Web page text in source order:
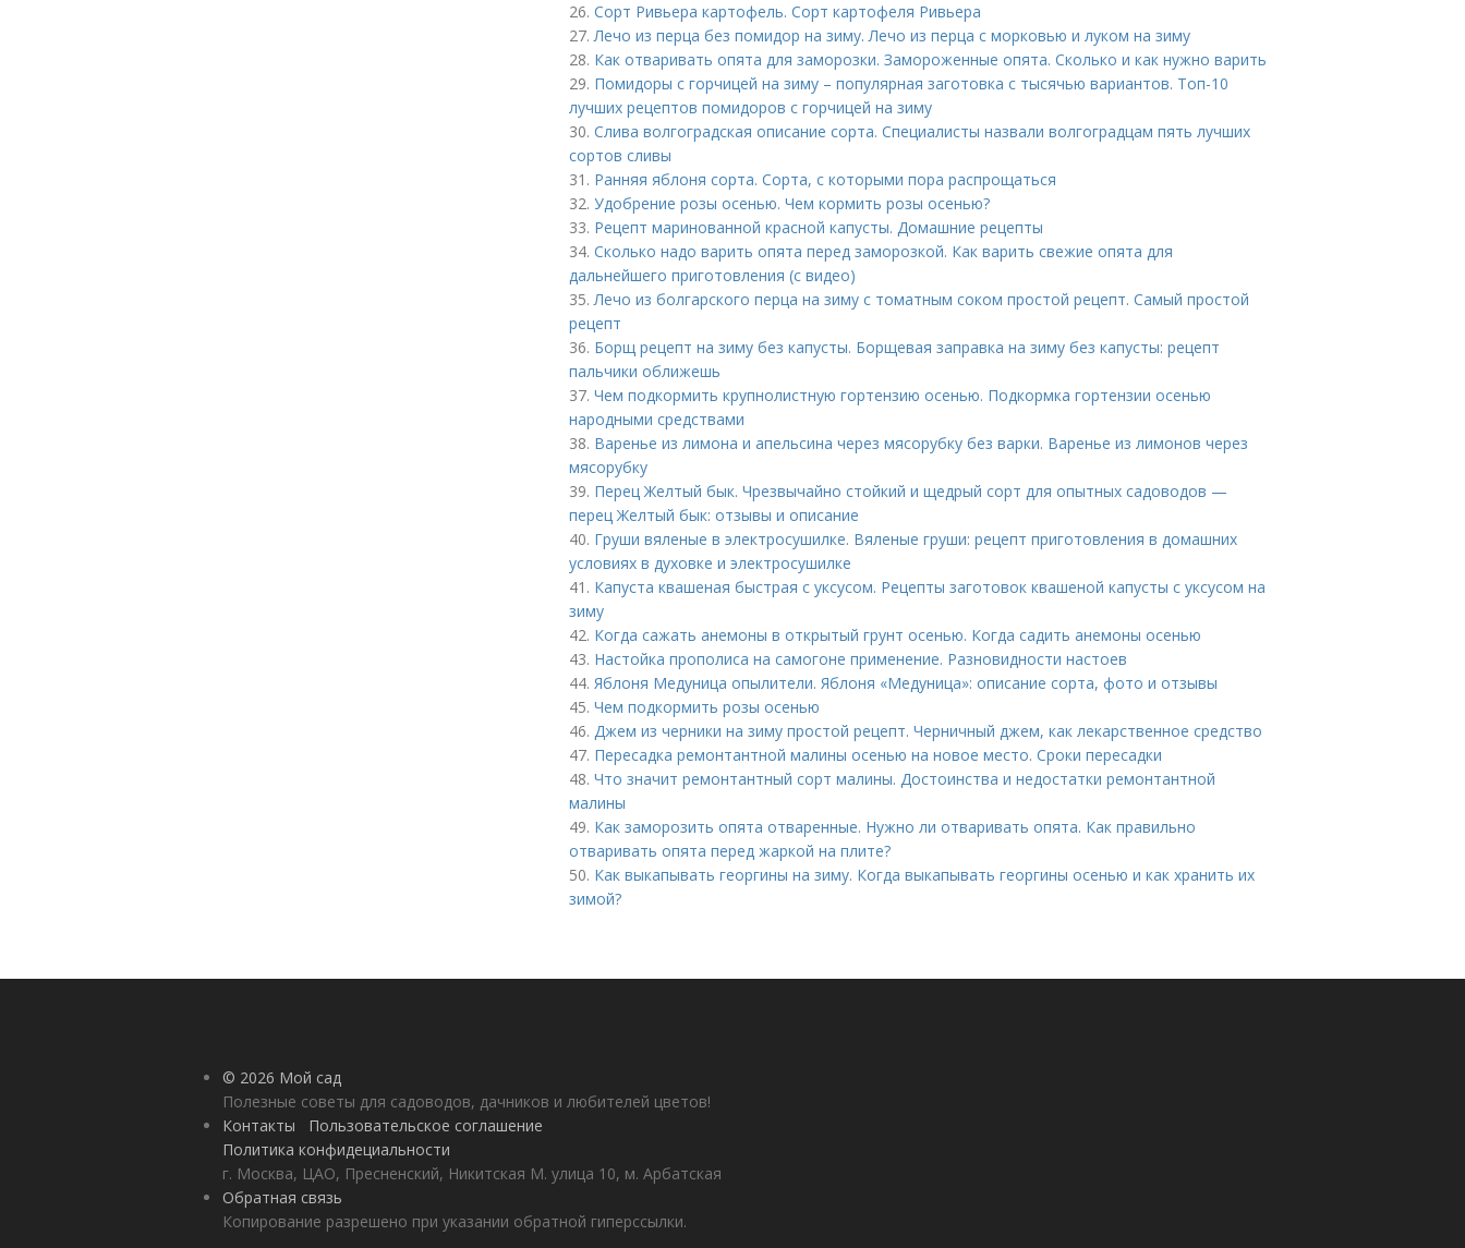
26. Сорт Ривьера картофель. Сорт картофеля Ривьера
27.Лечо из перца без помидор на зиму. Лечо из перца с морковью и луком на зиму
28. Как отваривать опята для заморозки. Замороженные опята. Сколько и как нужно варить
29. Помидоры с горчицей на зиму – популярная заготовка с тысячью вариантов. Топ-10
лучших рецептов помидоров с горчицей на зиму
30. Слива волгоградская описание сорта. Специалисты назвали волгоградцам пять лучших
сортов сливы
31. Ранняя яблоня сорта. Сорта, с которыми пора распрощаться
32. Удобрение розы осенью. Чем кормить розы осенью?
33. Рецепт маринованной красной капусты. Домашние рецепты
34. Сколько надо варить опята перед заморозкой. Как варить свежие опята для
дальнейшего приготовления (с видео)
35.Лечо из болгарского перца на зиму с томатным соком простой рецепт. Самый простой
рецепт
36. Борщ рецепт на зиму без капусты. Борщевая заправка на зиму без капусты: рецепт
пальчики оближешь
37. Чем подкормить крупнолистную гортензию осенью. Подкормка гортензии осенью
народными средствами
38. Варенье из лимона и апельсина через мясорубку без варки. Варенье из лимонов через
мясорубку
39. Перец Желтый бык. Чрезвычайно стойкий и щедрый сорт для опытных садоводов —
перец Желтый бык: отзывы и описание
40. Груши вяленые в электросушилке. Вяленые груши: рецепт приготовления в домашних
условиях в духовке и электросушилке
41. Капуста квашеная быстрая с уксусом. Рецепты заготовок квашеной капусты с уксусом на
зиму
42. Когда сажать анемоны в открытый грунт осенью. Когда садить анемоны осенью
43. Настойка прополиса на самогоне применение. Разновидности настоев
44. Яблоня Медуница опылители. Яблоня «Медуница»: описание сорта, фото и отзывы
45. Чем подкормить розы осенью
46. Джем из черники на зиму простой рецепт. Черничный джем, как лекарственное средство
47. Пересадка ремонтантной малины осенью на новое место. Сроки пересадки
48. Что значит ремонтантный сорт малины. Достоинства и недостатки ремонтантной
малины
49. Как заморозить опята отваренные. Нужно ли отваривать опята. Как правильно
отваривать опята перед жаркой на плите?
50. Как выкапывать георгины на зиму. Когда выкапывать георгины осенью и как хранить их
зимой?
© 2026 Мой сад
Полезные советы для садоводов, дачников и любителей цветов!
Контакты
Пользовательское соглашение
Политика конфидециальности
г. Москва, ЦАО, Пресненский, Никитская М. улица 10, м. Арбатская
Обратная связь
Копирование разрешено при указании обратной гиперссылки.